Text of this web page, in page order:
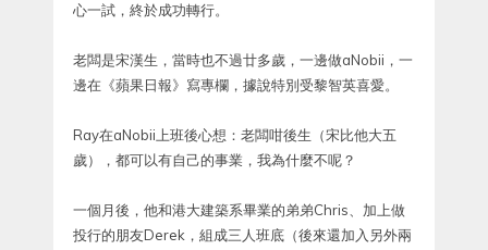
心一試，終於成功轉行。
老闆是宋漢生，當時也不過廿多歲，一邊做aNobii，一
邊在《蘋果日報》寫專欄，據說特別受黎智英喜愛。
Ray在aNobii上班後心想：老闆咁後生（宋比他大五
歲），都可以有自己的事業，我為什麼不呢？
一個月後，他和港大建築系畢業的弟弟Chris、加上做
投行的朋友Derek，組成三人班底（後來還加入另外兩